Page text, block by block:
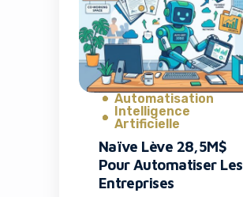
Automatisation
Intelligence
Artificielle
Naïve Lève 28,5M$
Pour Automatiser Les
Entreprises